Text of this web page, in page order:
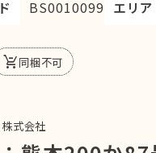
BS0010099 エリア
remove_shopping_cart同梱不可
式会社